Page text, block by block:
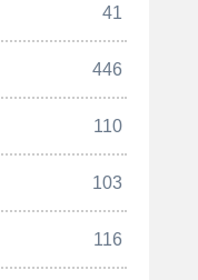
41
446
110
103
116